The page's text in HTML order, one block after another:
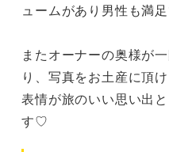
ュームがあり男性も満
またオーナーの奥様が
り、写真をお土産に頂
表情が旅のいい思い出
す♡